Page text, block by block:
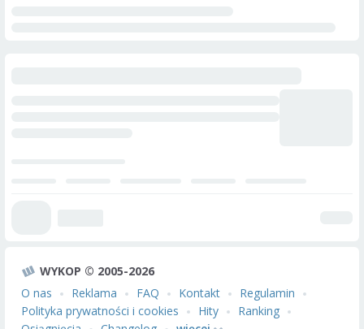
WYKOP © 2005-2026
O nas
Reklama FAQ Kontakt
Regulamin
Polityka prywatności i cookies
Hity
Ranking